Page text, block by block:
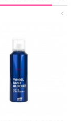
<